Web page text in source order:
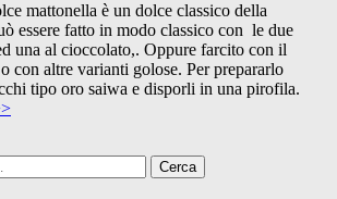
mattonella è un dolce classico della
essere fatto in modo classico con le due
una al cioccolato,. Oppure farcito con il
con altre varianti golose. Per prepararlo
tipo oro saiwa e disporli in una pirofila.